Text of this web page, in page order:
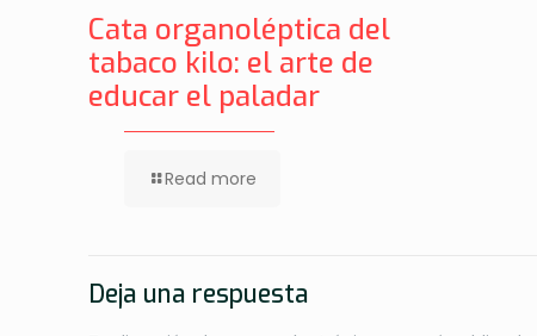
Cata organoléptica del
tabaco kilo: el arte de
educar el paladar
Read more
Deja una respuesta